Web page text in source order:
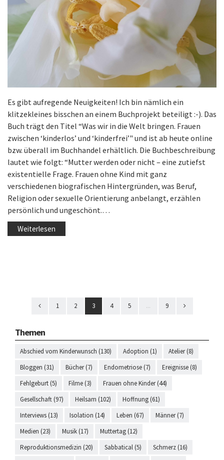
Es gibt aufregende Neuigkeiten! Ich bin nämlich ein
klitzekleines bisschen an einem Buchprojekt beteiligt :-). Das
Buch trägt den Titel “Was wir in die Welt bringen. Frauen
zwischen ‘kinderlos’ und ‘kinderfrei’" und ist ab heute online
bzw. überall im Buchhandel erhältlich. Die Buchbeschreibung
lautet wie folgt: “Mutter werden oder nicht – eine zutiefst
existentielle Frage. Frauen ohne Kind mit ganz
verschiedenen biografischen Hintergründen, was Beruf,
Religion oder sexuelle Orientierung anbelangt, erzählen
persönlich und ungeschönt.…
Weiterlesen
1 2 3 4 5 ... 9
Themen
Abschied vom Kinderwunsch (130) Adoption (1)
Atelier (8)
Bloggen (31)
Bücher (7) Endometriose (7)
Ereignisse (8)
Fehlgeburt (5)
Filme (3)
Frauen ohne Kinder (44)
Gesellschaft (97)
Heilsam (102)
Hoffnung (61)
Interviews (13)
Isolation (14) Leben (67)
Männer (7)
Medien (23)
Musik (17)
Muttertag (12)
Reproduktionsmedizin (20)
Sabbatical (5)
Schmerz (16)